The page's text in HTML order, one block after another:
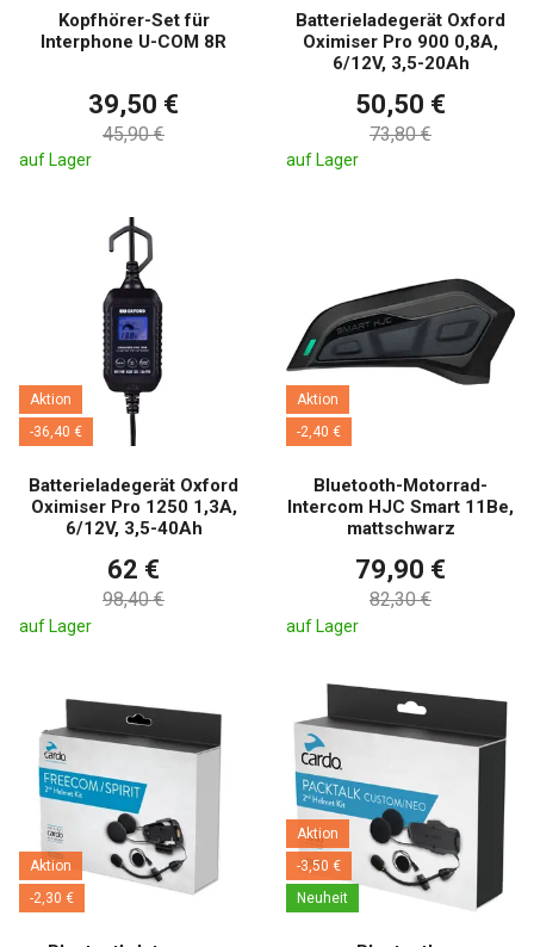
Kopfhörer-Set für
Interphone U-COM 8R
39,50 €
45,90 €
auf Lager
Batterieladegerät Oxford
Oximiser Pro 900 0,8A,
6/12V, 3,5-20Ah
50,50 €
73,80 €
auf Lager
Aktion
-36,40 €
Batterieladegerät Oxford
Oximiser Pro 1250 1,3A,
6/12V, 3,5-40Ah
62 €
98,40 €
auf Lager
Aktion
-2,40 €
Bluetooth-Motorrad-
Intercom HJC Smart 11Be,
mattschwarz
79,90 €
82,30 €
auf Lager
Aktion
-2,30 €
Aktion
-3,50 €
Neuheit